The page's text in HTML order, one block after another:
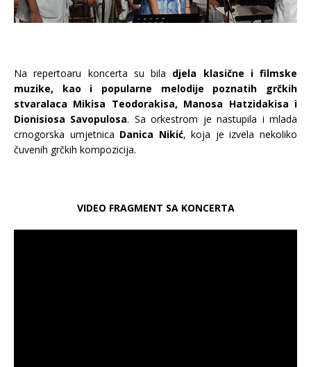
Na repertoaru koncerta su bila djela klasične i filmske
muzike, kao i popularne melodije poznatih grčkih
stvaralaca Mikisa Teodorakisa, Manosa Hatzidakisa i
Dionisiosa Savopulosa. Sa orkestrom je nastupila i mlada
crnogorska umjetnica Danica Nikić, koja je izvela nekoliko
čuvenih grčkih kompozicija.
VIDEO FRAGMENT SA KONCERTA